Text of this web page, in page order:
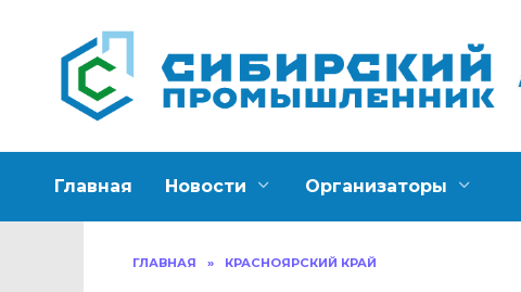
содержанию
Главная Новости Организаторы
ГЛАВНАЯ » КРАСНОЯРСКИЙ КРАЙ